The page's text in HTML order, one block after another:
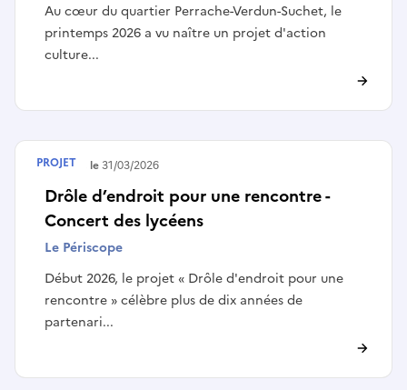
Au cœur du quartier Perrache-Verdun-Suchet, le
printemps 2026 a vu naître un projet d'action
culture...
Drôle d’endroit pour une rencontre -
Concert des lycéens
Le Périscope
Début 2026, le projet « Drôle d'endroit pour une
rencontre » célèbre plus de dix années de
partenari...
Terminé le31/03/2026
PROJET